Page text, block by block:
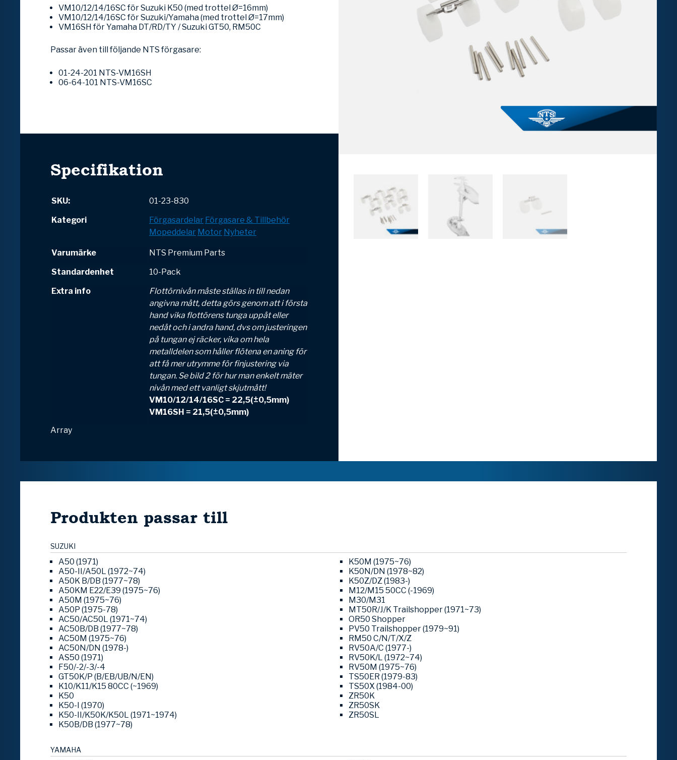
VM10/12/14/16SC för Suzuki K50 (med trottel Ø=16mm)
VM10/12/14/16SC för Suzuki/Yamaha (med trottel Ø=17mm)
VM16SH för Yamaha DT/RD/TY / Suzuki GT50, RM50C
Passar även till följande NTS förgasare:
01-24-201 NTS-VM16SH
06-64-101 NTS-VM16SC
Specifikation
SKU:
01-23-830
Kategori
Förgasardelar Förgasare & Tillbehör
Mopeddelar Motor Nyheter
Varumärke
NTS Premium Parts
Standardenhet
10-Pack
Extra info
Flottörnivån måste ställas in till nedan
angivna mått, detta görs genom att i första
hand vika flottörens tunga uppåt eller
nedåt och i andra hand, dvs om justeringen
på tungan ej räcker, vika om hela
metalldelen som håller flötena en aning för
att få mer utrymme för finjustering via
tungan. Se bild 2 för hur man enkelt mäter
nivån med ett vanligt skjutmått!
VM10/12/14/16SC = 22,5(±0,5mm)
VM16SH = 21,5(±0,5mm)
Array
Produkten passar till
SUZUKI
A50 (1971)
A50-II/A50L (1972~74)
A50K B/DB (1977~78)
A50KM E22/E39 (1975~76)
A50M (1975~76)
A50P (1975-78)
AC50/AC50L (1971~74)
AC50B/DB (1977~78)
AC50M (1975~76)
AC50N/DN (1978-)
AS50 (1971)
F50/-2/-3/-4
GT50K/P (B/EB/UB/N/EN)
K10/K11/K15 80CC (~1969)
K50
K50-I (1970)
K50-II/K50K/K50L (1971~1974)
K50B/DB (1977~78)
K50M (1975~76)
K50N/DN (1978~82)
K50Z/DZ (1983-)
M12/M15 50CC (-1969)
M30/M31
MT50R/J/K Trailshopper (1971~73)
OR50 Shopper
PV50 Trailshopper (1979~91)
RM50 C/N/T/X/Z
RV50A/C (1977-)
RV50K/L (1972~74)
RV50M (1975~76)
TS50ER (1979-83)
TS50X (1984-00)
ZR50K
ZR50SK
ZR50SL
YAMAHA